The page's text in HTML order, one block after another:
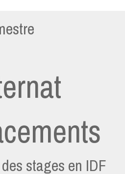
stages en IDF